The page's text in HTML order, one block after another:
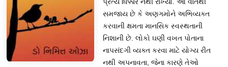
સમજાય છે કે અણગમોને અભિવ્યક્ત
કરવાની ક્ષમતા માનસિક સ્વસ્થતાની
નિશાની છે. લોકો ઘણી વખત પોતાના
નાપસંદગી વ્યક્ત કરવા માટે યોગ્ય રીત
નથી અપનાવતા, જેના કારણે તેઓ